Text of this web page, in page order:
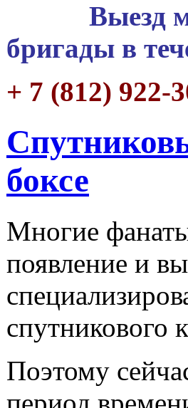
Выезд
бригады в
+ 7 (812) 922-
боксе
Многие
появление и
спутникового
Поэтому